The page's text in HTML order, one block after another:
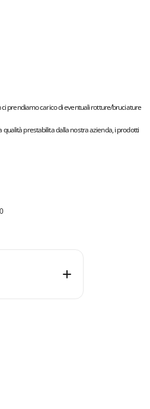
prendiamo carico di eventuali rotture/bruciature
prestabilita dalla nostra azienda, i prodotti